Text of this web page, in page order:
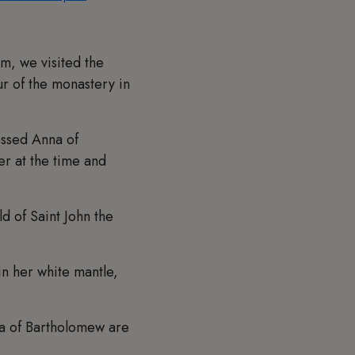
we visited the
of the monastery in
Anna of
at the time and
of Saint John the
her white mantle,
of Bartholomew are